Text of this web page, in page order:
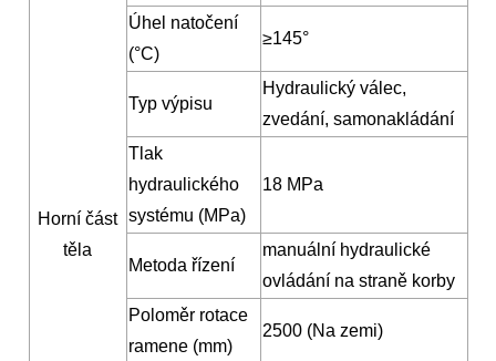
Horní část
těla
Úhel natočení
(°C)
≥145°
Typ výpisu
Hydraulický válec,
zvedání, samonakládání
Tlak
hydraulického
systému (MPa)
18 MPa
Metoda řízení
manuální hydraulické
ovládání na straně korby
Poloměr rotace
ramene (mm)
2500 (Na zemi)